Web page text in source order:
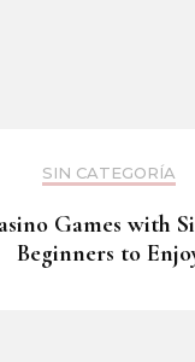
SIN CATEGORÍA
Games with
Beginners to